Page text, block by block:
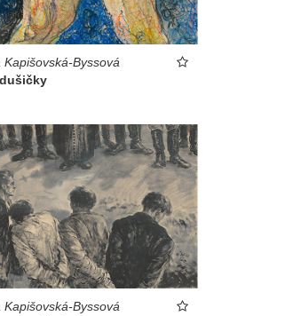
Kapišovská-Byssová
Kapišovská-Byssová